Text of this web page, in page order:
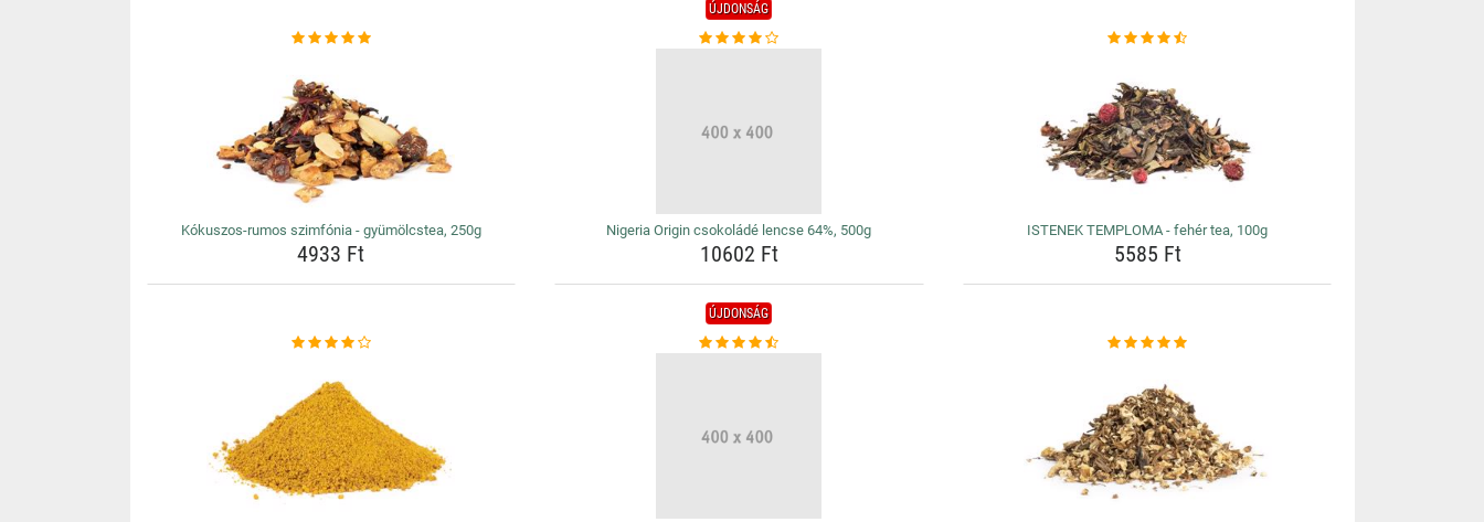
Kókuszos-rumos szimfónia - gyümölcstea, 250g
4933 Ft
ÚJDONSÁG
Nigeria Origin csokoládé lencse 64%, 500g
10602 Ft
ISTENEK TEMPLOMA - fehér tea, 100g
5585 Ft
ÚJDONSÁG